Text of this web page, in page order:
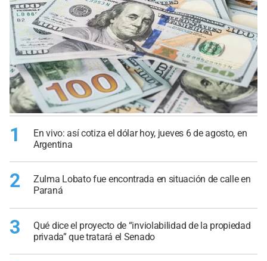
1
En vivo: así cotiza el dólar hoy, jueves 6 de agosto, en
Argentina
2
Zulma Lobato fue encontrada en situación de calle en
Paraná
3
Qué dice el proyecto de “inviolabilidad de la propiedad
privada” que tratará el Senado